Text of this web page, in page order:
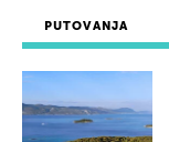
PUTOVANJA